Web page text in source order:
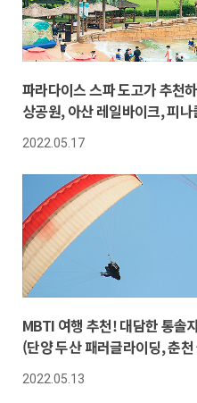
파라다이스 스파 도고가 추천
상공원, 아산 레일바이크, 피
2022.05.17
MBTI 여행 추천! 대담한 통솔
(단양 두산 패러글라이딩, 춘
지 부산)
2022.05.13